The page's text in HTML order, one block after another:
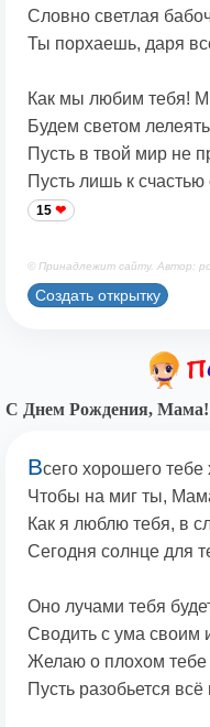
Словно светлая
Ты порхаешь, даря
Как мы любим тебя!
Будем светом
Пусть в твой мир не
Пусть лишь к счастью
15
© Принадлежит сайту. Автор:
Создать открытку
С Днем Рождения,
Всего хорошего тебе
Чтобы на миг ты,
Как я люблю тебя, в
Сегодня солнце для
Оно лучами тебя
Сводить с ума своим
Желаю о плохом тебе
Пусть разобьется